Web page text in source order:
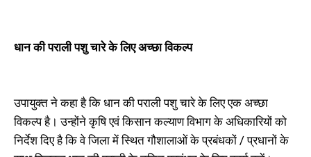
धान की पराली पशु चारे के लिए अच्छा विकल्प
उपायुक्त ने कहा है कि धान की पराली पशु चारे के लिए एक अच्छा
विकल्प है। उन्होंने कृषि एवं किसान कल्याण विभाग के अधिकारियों को
निर्देश दिए है कि वे जिला में स्थित गौशालाओं के प्रबंधकों / प्रधानों के